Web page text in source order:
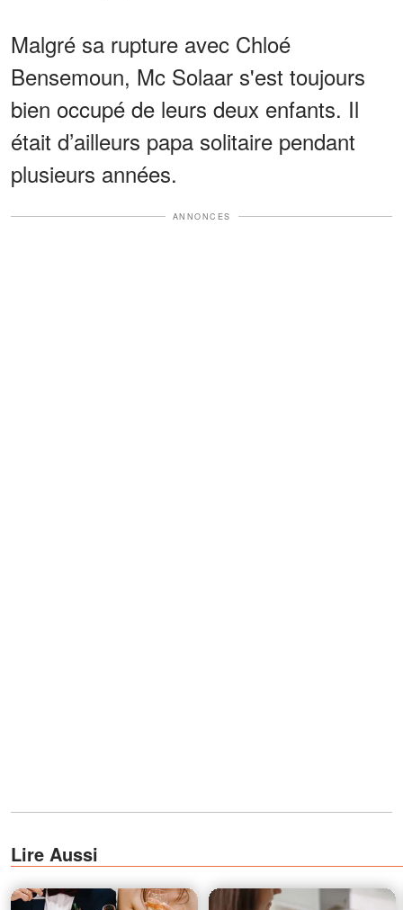
Malgré sa rupture avec Chloé
Bensemoun, Mc Solaar s'est toujours
bien occupé de leurs deux enfants. Il
était d’ailleurs papa solitaire pendant
plusieurs années.
ANNONCES
Lire Aussi